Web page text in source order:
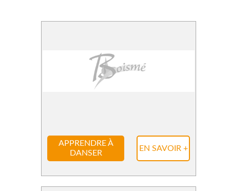
APPRENDRE À
DANSER
EN SAVOIR +